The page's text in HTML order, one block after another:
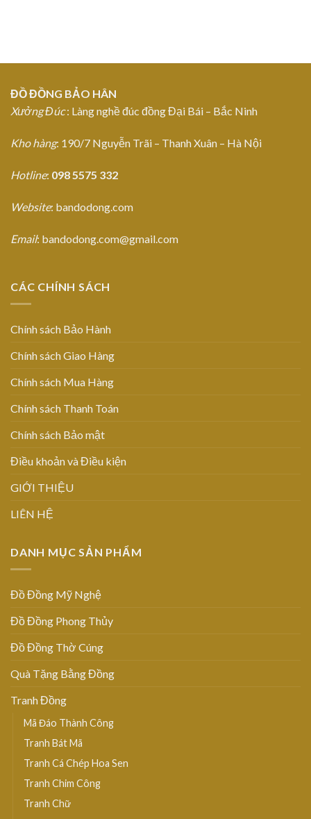
ĐỒ ĐỒNG BẢO HÂN
Xưởng Đúc: Làng nghề đúc đồng Đại Bái – Bắc Ninh
Kho hàng: 190/7 Nguyễn Trãi – Thanh Xuân – Hà Nội
Hotline: 098 5575 332
Website: bandodong.com
Email: bandodong.com@gmail.com
CÁC CHÍNH SÁCH
Chính sách Bảo Hành
Chính sách Giao Hàng
Chính sách Mua Hàng
Chính sách Thanh Toán
Chính sách Bảo mật
Điều khoản và Điều kiện
GIỚI THIỆU
LIÊN HỆ
DANH MỤC SẢN PHẨM
Đồ Đồng Mỹ Nghệ
Đồ Đồng Phong Thủy
Đồ Đồng Thờ Cúng
Quà Tặng Bằng Đồng
Tranh Đồng
Mã Đáo Thành Công
Tranh Bát Mã
Tranh Cá Chép Hoa Sen
Tranh Chim Công
Tranh Chữ